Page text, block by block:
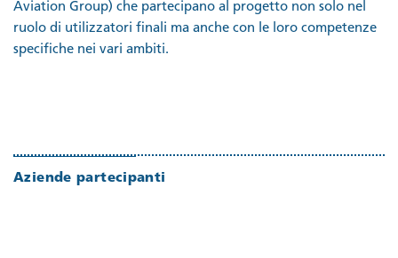
Aviation Group) che partecipano al progetto non solo nel
ruolo di utilizzatori finali ma anche con le loro competenze
specifiche nei vari ambiti.
Aziende partecipanti